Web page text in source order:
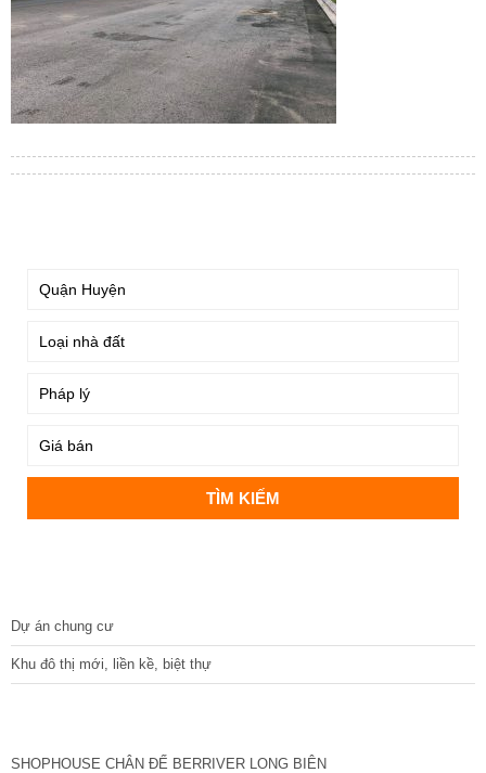
Dự án chung cư
Khu đô thị mới, liền kề, biệt thự
SHOPHOUSE CHÂN ĐẾ BERRIVER LONG BIÊN